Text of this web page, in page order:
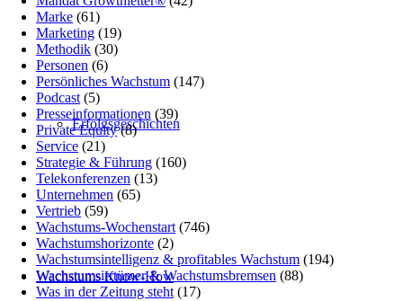
Erfolgsgeschichten
Wachstums Know-How
Marke (61)
Marketing (19)
Methodik (30)
Personen (6)
Persönliches Wachstum (147)
Podcast (5)
Presseinformationen (39)
Private Equity(8)
Service (21)
Strategie & Führung (160)
Telekonferenzen (13)
Unternehmen (65)
Vertrieb (59)
Wachstums-Wochenstart (746)
Wachstumshorizonte (2)
Wachstumsintelligenz & profitables Wachstum (194)
Wachstumsirrtümer & Wachstumsbremsen (88)
Was in der Zeitung steht (17)